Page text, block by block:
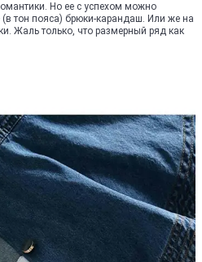
Но ее с успехом можно
тон пояса) брюки-карандаш. Или же на
Жаль только, что размерный ряд как